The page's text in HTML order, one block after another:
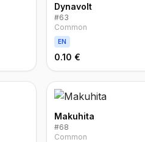
Dynavolt
#63
Common
EN
0.10 €
Makuhita
#68
Common